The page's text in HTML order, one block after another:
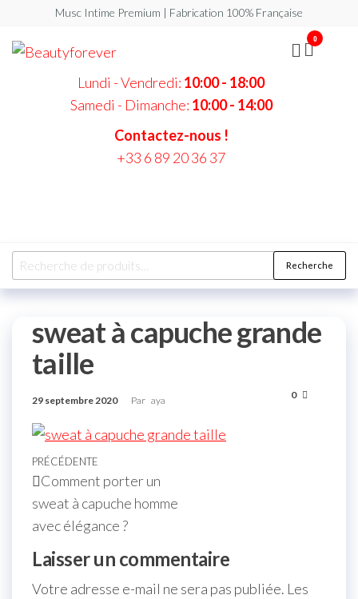
Musc Intime Premium | Fabrication 100% Française
Premium
Lundi - Vendredi: 10:00 - 18:00
Samedi - Dimanche: 10:00 - 14:00
Contactez-nous !
+33 6 89 20 36 37
0
Recherche
sweat à capuche grande
taille
29 septembre 2020 Par aya 0
PRÉCÉDENTE
Comment porter un
sweat à capuche homme
avec élégance ?
Laisser un commentaire
Votre adresse e-mail ne sera pas publiée. Les